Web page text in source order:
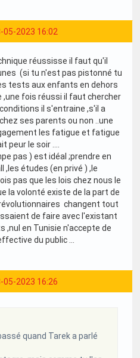
05-2023 16:02
réussisse il faut qu'il
(si tu n'est pas pistonné tu
tests aux enfants en dehors
,une fois réussi il faut chercher
il s'entraine ,s'il a
ses parents ou non ..une
les fatigue et fatigue
peur le soir ....
pas ) est idéal ;prendre en
,les études (en privé ) ,le
pas que les lois chez nous le
la volonté existe de la part de
changent tout
de faire avec l'existant
,nul en Tunisie n'accepte de
du public ...
05-2023 16:26
quand Tarek a parlé